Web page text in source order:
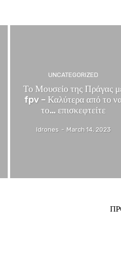
UNCATEGORIZED
Το Μουσείο της Πράγας
fpv – Καλύτερα από το
το… επισκεφτείτε
Idrones - March 14, 2023